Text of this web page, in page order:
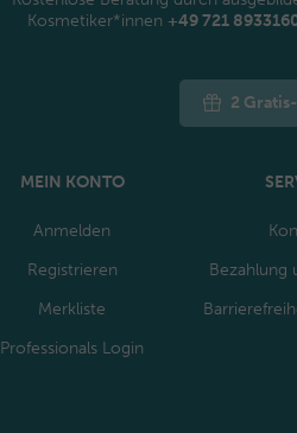
Kosmetiker*innen +49 721
2
MEIN KONTO
Anmelden
Registrieren
Merkliste
Professionals Login
Bezahlung